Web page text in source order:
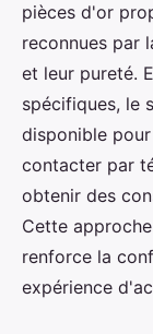
pièces d'or
reconnues par
et leur pureté.
spécifiques, le
disponible
contacter par
obtenir des
Cette
renforce la
expérience